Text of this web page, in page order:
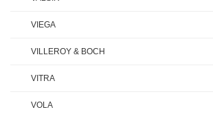
VIEGA
VILLEROY & BOCH
VITRA
VOLA